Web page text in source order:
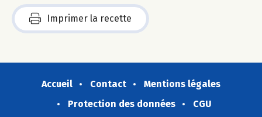
Imprimer la recette
Accueil Contact
Mentions légales
Protection des données
CGU